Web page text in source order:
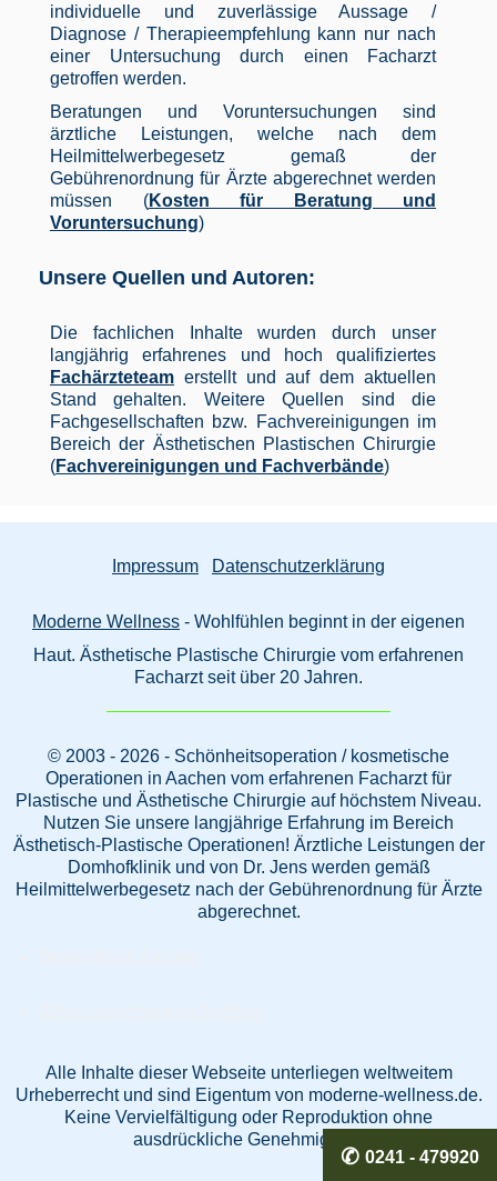
0241 - 479920
individuelle und zuverlässige Aussage /
Diagnose / Therapieempfehlung kann nur nach
einer Untersuchung durch einen Facharzt
getroffen werden.
Beratungen und Voruntersuchungen sind
ärztliche Leistungen, welche nach dem
Heilmittelwerbegesetz gemaß der
Gebührenordnung für Ärzte abgerechnet werden
müssen (Kosten für Beratung und
Voruntersuchung)
Unsere Quellen und Autoren:
Die fachlichen Inhalte wurden durch unser
langjährig erfahrenes und hoch qualifiziertes
Fachärzteteam erstellt und auf dem aktuellen
Stand gehalten. Weitere Quellen sind die
Fachgesellschaften bzw. Fachvereinigungen im
Bereich der Ästhetischen Plastischen Chirurgie
(Fachvereinigungen und Fachverbände)
Impressum Datenschutzerklärung
Moderne Wellness - Wohlfühlen beginnt in der eigenen
Haut. Ästhetische Plastische Chirurgie vom erfahrenen
Facharzt seit über 20 Jahren.
© 2003 - 2026 - Schönheitsoperation / kosmetische
Operationen in Aachen vom erfahrenen Facharzt für
Plastische und Ästhetische Chirurgie auf höchstem Niveau.
Nutzen Sie unsere langjährige Erfahrung im Bereich
Ästhetisch-Plastische Operationen! Ärztliche Leistungen der
Domhofklinik und von Dr. Jens werden gemäß
Heilmittelwerbegesetz nach der Gebührenordnung für Ärzte
abgerechnet.
Alle Inhalte dieser Webseite unterliegen weltweitem
Urheberrecht und sind Eigentum von moderne-wellness.de.
Keine Vervielfältigung oder Reproduktion ohne
ausdrückliche Genehmigung.